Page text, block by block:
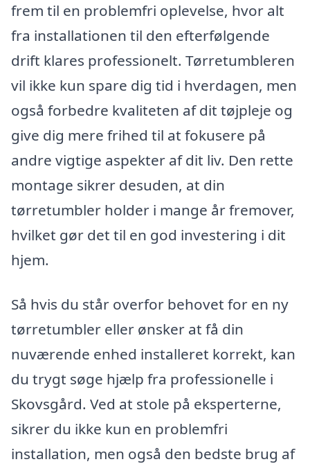
frem til en problemfri oplevelse, hvor alt
fra installationen til den efterfølgende
drift klares professionelt. Tørretumbleren
vil ikke kun spare dig tid i hverdagen, men
også forbedre kvaliteten af dit tøjpleje og
give dig mere frihed til at fokusere på
andre vigtige aspekter af dit liv. Den rette
montage sikrer desuden, at din
tørretumbler holder i mange år fremover,
hvilket gør det til en god investering i dit
hjem.
Så hvis du står overfor behovet for en ny
tørretumbler eller ønsker at få din
nuværende enhed installeret korrekt, kan
du trygt søge hjælp fra professionelle i
Skovsgård. Ved at stole på eksperterne,
sikrer du ikke kun en problemfri
installation, men også den bedste brug af